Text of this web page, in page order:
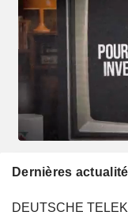
Dernières
DEUTSCHE